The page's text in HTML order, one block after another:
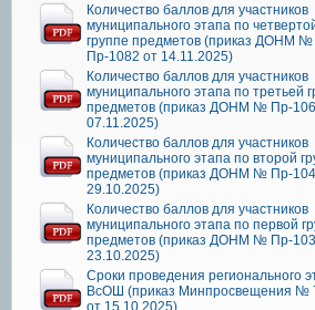
Количество баллов для участников
муниципального этапа по
группе предметов (приказ ДОНМ №
Пр-1082 от 14.11.2025)
Количество баллов для участников
муниципального этапа по третьей
предметов (приказ ДОНМ № Пр-
07.11.2025)
Количество баллов для участников
муниципального этапа по второй
предметов (приказ ДОНМ № Пр-
29.10.2025)
Количество баллов для участников
муниципального этапа по первой
предметов (приказ ДОНМ № Пр-
23.10.2025)
Сроки проведения регионального
ВсОШ (приказ Минпросвещения №
от 15.10.2025)